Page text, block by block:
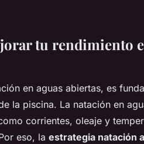
tu rendimiento
en aguas abiertas, es
la piscina. La natación en
corrientes, oleaje y
eso, la estrategia natación